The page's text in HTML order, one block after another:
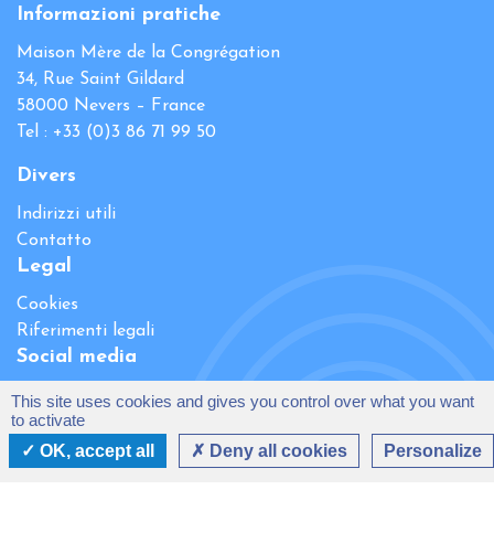
Informazioni pratiche
Maison Mère de la Congrégation
34, Rue Saint Gildard
58000 Nevers – France
Tel : +33 (0)3 86 71 99 50
Divers
Indirizzi utili
Contatto
Legal
Cookies
Riferimenti legali
Social media
This site uses cookies and gives you control over what you want
to activate
OK, accept all
Deny all cookies Personalize